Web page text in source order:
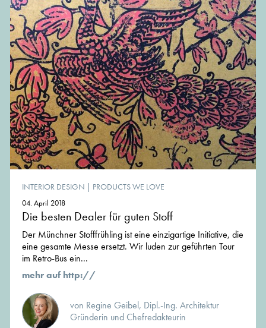
INTERIOR DESIGN | PRODUCTS WE LOVE
04. April 2018
Die besten Dealer für guten Stoff
Der Münchner Stofffrühling ist eine einzigartige Initiative, die
eine gesamte Messe ersetzt. Wir luden zur geführten Tour
im Retro-Bus ein...
mehr auf http://
von Regine Geibel, Dipl.-Ing. Architektur
Gründerin und Chefredakteurin